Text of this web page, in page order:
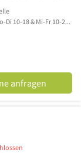
Mo-Di 10-18 & Mi-Fr 10-20 & Sa 9-18
anfragen